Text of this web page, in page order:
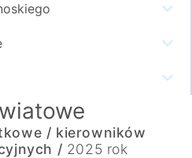
/ kierowników
/ 2025 rok